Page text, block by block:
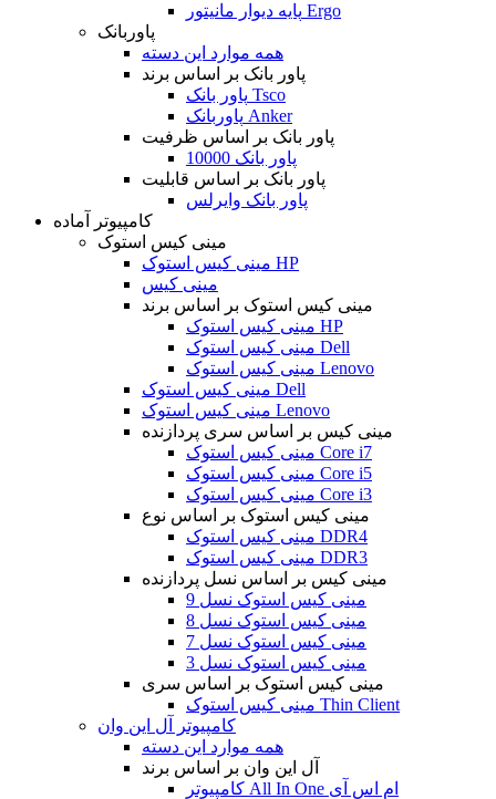
پایه دیوار مانیتور Ergo
پاوربانک
همه موارد این دسته
پاور بانک بر اساس برند
پاور بانک Tsco
پاوربانک Anker
پاور بانک بر اساس ظرفیت
پاور بانک 10000
پاور بانک بر اساس قابلیت
پاور بانک وایرلس
کامپیوتر آماده
مینی کیس استوک
مینی کیس استوک HP
مینی کیس
مینی کیس استوک بر اساس برند
مینی کیس استوک HP
مینی کیس استوک Dell
مینی کیس استوک Lenovo
مینی کیس استوک Dell
مینی کیس استوک Lenovo
مینی کیس بر اساس سری پردازنده
مینی کیس استوک Core i7
مینی کیس استوک Core i5
مینی کیس استوک Core i3
مینی کیس استوک بر اساس نوع
مینی کیس استوک DDR4
مینی کیس استوک DDR3
مینی کیس بر اساس نسل پردازنده
مینی کیس استوک نسل 9
مینی کیس استوک نسل 8
مینی کیس استوک نسل 7
مینی کیس استوک نسل 3
مینی کیس استوک بر اساس سری
مینی کیس استوک Thin Client
کامپیوتر آل این وان
همه موارد این دسته
آل این وان بر اساس برند
کامپیوتر All In One ام اس آی